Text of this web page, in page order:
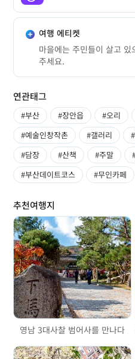
여행 에티켓
마을에는 주민들이 살고
주세요.
연관태그
#부산 #장안읍 #오리
#예술인창작촌
#갤러리
#담장
#산책 #주말
#부산데이트코스
#무인카페
추천여행지
영남 3대사찰 범어사를 만나다